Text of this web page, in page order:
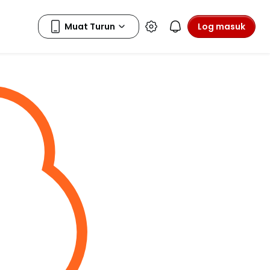
Log masuk